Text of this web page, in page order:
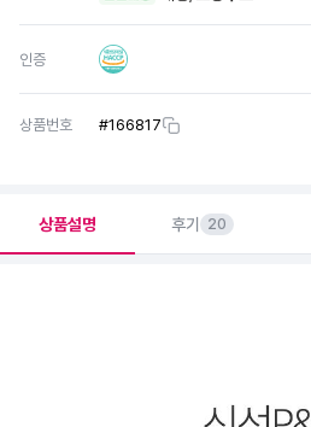
인증
상품번호 #166817
상품설명 후기 20